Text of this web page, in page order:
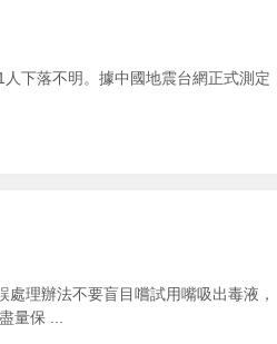
下落不明。據中國地震台網正式測定
理辦法不要盲目嚐試用嘴吸出毒液，
量保 ...